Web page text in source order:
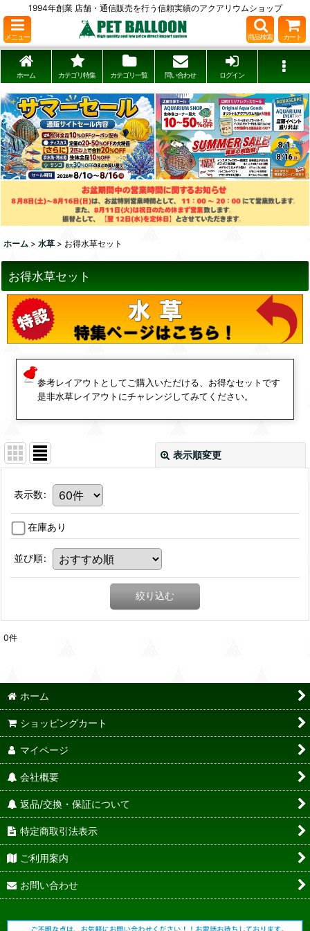
1994年創業 店舗・通信販売を行う信頼実績のアクアリウムショップ
メニュー 商品検索 カート
ホーム カテゴリ特集 カテゴリ一覧 問い合わせ ログイン
ホーム > 水草 > お得水草セット
お得水草セット
参考レイアウトとしてご購入いただける、お得なセットです
是非水草レイアウトにチャレンジしてみてください。
表示順変更
表示数:
在庫あり
並び順:
絞り込む
0件
ホーム
ショッピングカート
マイページ
会社概要
返品/交換・保証について
特定商取引法表示
ご利用案内
お問い合わせ